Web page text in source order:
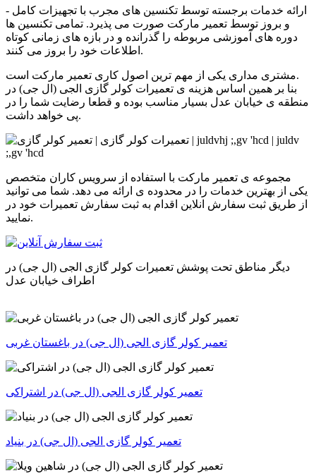
- ارائه خدمات برجسته توسط تکنسین های مجرب با تجهیزات کامل
و بروز توسط تعمیر مارکت صورت می پذیرد. تمامی تکنسین ها
دوره های آموزشی مربوطه را گذرانده و در بازه های زمانی کوتاه
اطلاعات خود را بروز می کنند.
مشتری مداری یکی از مهم ترین اصول کاری تعمیر مارکت است.
بنا بر همین اساس هزینه ی تعمیرات کولر گازی الجی (ال جی) در
منطقه ی خیابان عدل بسیار مناسب بوده و قطعا رضایت شما را در
پی خواهد داشت.
مجموعه ی تعمیر مارکت با استفاده از سرویس کاران متخصص
یکی از بهترین خدمات را در محدوده ی ارائه می دهد. شما می توانید
از طریق ثبت سفارش انلاین اقدام به ثبت سفارش تعمیرات خود در
نمایید.
دیگر مناطق تحت پوشش تعمیرات کولر گازی الجی (ال جی) در
اطراف خیابان عدل
تعمیر کولر گازی الجی (ال جی) در باغستان غربی
تعمیر کولر گازی الجی (ال جی) در اشتراکی
تعمیر کولر گازی الجی (ال جی) در بنیاد